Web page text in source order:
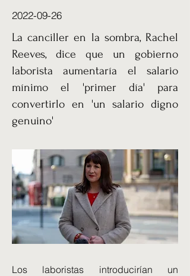
2022-09-26
La canciller en la sombra, Rachel
Reeves, dice que un gobierno
laborista aumentaría el salario
mínimo el 'primer día' para
convertirlo en 'un salario digno
genuino'
Los laboristas introducirían un